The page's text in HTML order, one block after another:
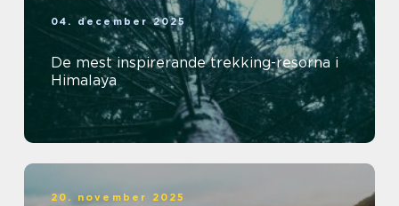
04. december 2025
De mest inspirerande trekking-resorna i
Himalaya
20. november 2025